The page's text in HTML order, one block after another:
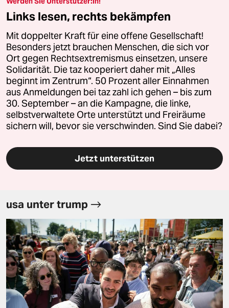
Links lesen, rechts bekämpfen
Mit doppelter Kraft für eine offene Gesellschaft!
Besonders jetzt brauchen Menschen, die sich vor
Ort gegen Rechtsextremismus einsetzen, unsere
Solidarität. Die taz kooperiert daher mit „Alles
beginnt im Zentrum“. 50 Prozent aller Einnahmen
aus Anmeldungen bei taz zahl ich gehen – bis zum
30. September – an die Kampagne, die linke,
selbstverwaltete Orte unterstützt und Freiräume
sichern will, bevor sie verschwinden. Sind Sie dabei?
Jetzt unterstützen
usa unter trump